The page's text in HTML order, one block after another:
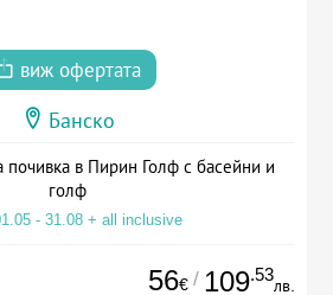
виж офертата
Банско
почивка в Пирин Голф с басейни и
голф
- 31.08 + all inclusive
56€ / 109.53
лв.